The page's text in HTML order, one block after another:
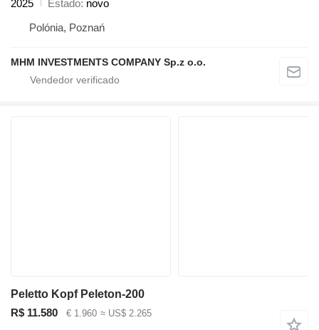
2025 Estado novo
Polónia, Poznań
MHM INVESTMENTS COMPANY Sp.z o.o.
Peletto Kopf Peleton-200
R$ 11.580
€ 1.960 ≈ US$ 2.265